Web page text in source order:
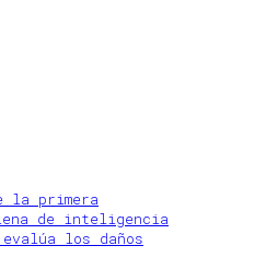
la primera
de inteligencia
los daños